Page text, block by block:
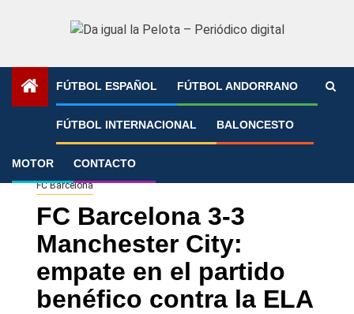
FÚTBOL ESPAÑOL FÚTBOL ANDORRANO
FÚTBOL INTERNACIONAL BALONCESTO
MOTOR CONTACTO
»
FC Barcelona
FC Barcelona 3-3
Manchester City:
empate en el partido
benéfico contra la ELA